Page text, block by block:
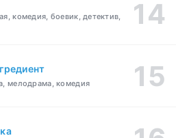
комедия, боевик, детектив,
мелодрама, комедия